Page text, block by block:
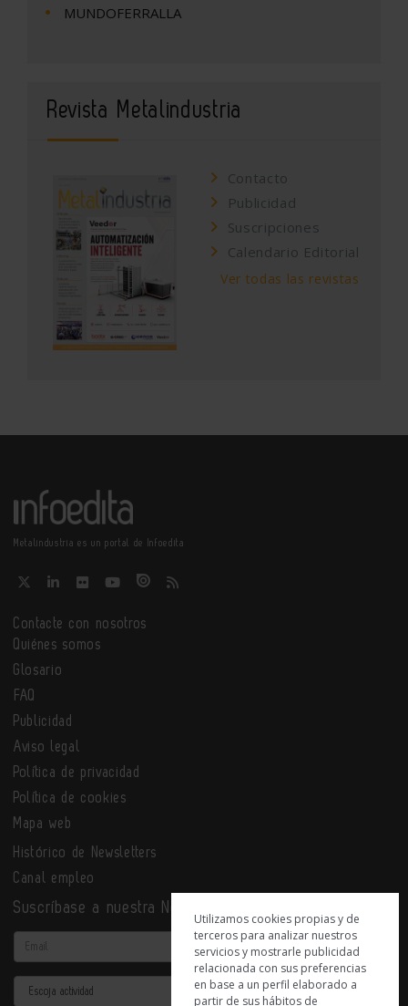
MUNDOFERRALLA
Revista Metalindustria
Contacto
Publicidad
Suscripciones
Calendario Editorial
Ver todas las revistas
Metalindustria es un portal de Infoedita
Contacte con nosotros
Quiénes somos
Glosario
FAQ
Publicidad
Aviso legal
Política de privacidad
Política de cookies
Mapa web
Histórico de Newsletters
Canal empleo
Suscríbase a nuestra Newsletter
Email
Actividad
Utilizamos cookies propias y de
terceros para analizar nuestros
servicios y mostrarle publicidad
relacionada con sus preferencias
en base a un perfil elaborado a
partir de sus hábitos de